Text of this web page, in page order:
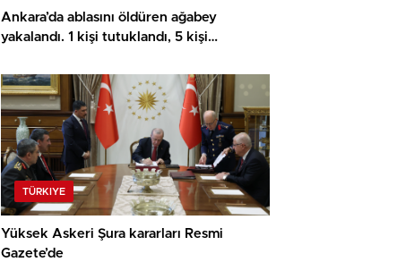
Ankara’da ablasını öldüren ağabey
yakalandı. 1 kişi tutuklandı, 5 kişi
TÜRKIYE
Yüksek Askeri Şura kararları Resmi
Gazete’de